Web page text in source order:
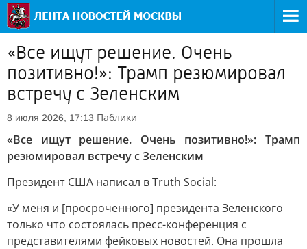
«Все ищут решение. Очень
позитивно!»: Трамп резюмировал
встречу с Зеленским
8 июля 2026, 17:13 Паблики
«Все ищут решение. Очень позитивно!»: Трамп
резюмировал встречу с Зеленским
Президент США написал в Truth Social:
«У меня и [просроченного] президента Зеленского
только что состоялась пресс-конференция с
представителями фейковых новостей. Она прошла